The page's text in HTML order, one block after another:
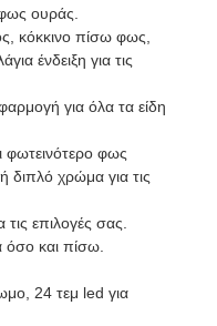
ουράς.
κόκκινο πίσω φως,
ένδειξη για τις
για όλα τα είδη
φωτεινότερο φως
διπλό χρώμα για τις
επιλογές σας.
και πίσω.
24 τεμ led για